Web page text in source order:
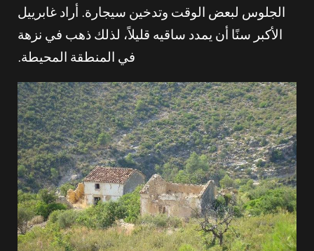
الجلوس لبعض الوقت وتدخين سيجارة. أراد غابرييل
الأكبر سنًا أن يمدد ساقيه قليلاً، لذلك ذهب في نزهة
في المنطقة المحيطة.